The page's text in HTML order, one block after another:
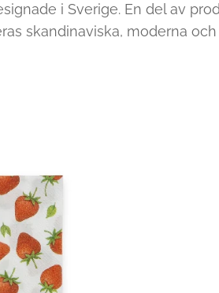
i Sverige. En del av
skandinaviska, moderna